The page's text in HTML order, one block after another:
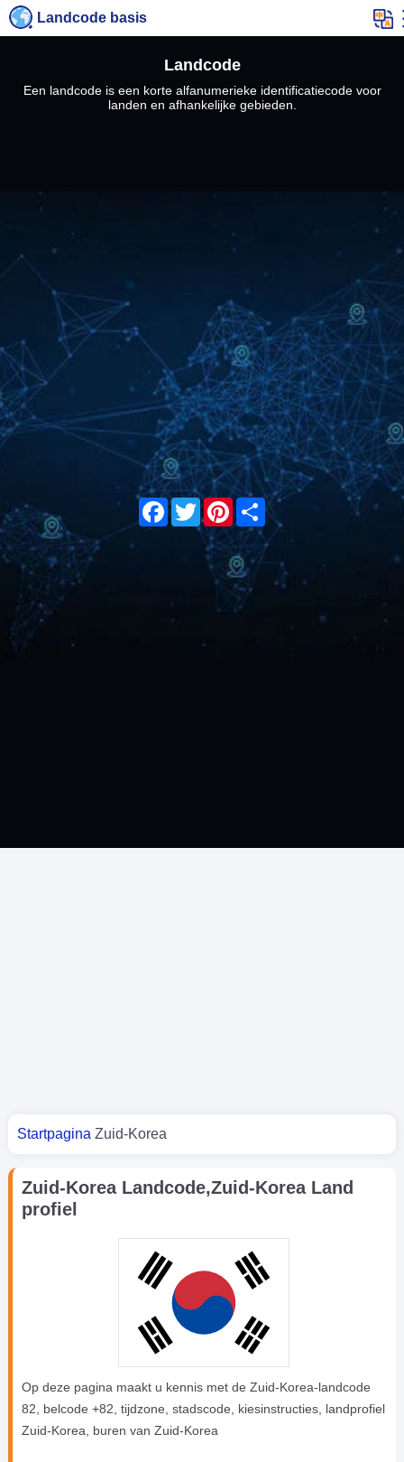
Landcode basis
Landcode
Een landcode is een korte alfanumerieke identificatiecode voor
landen en afhankelijke gebieden.
Facebook
TwitterPinterest
Share
Je bent hier
Startpagina Zuid-Korea
Zuid-Korea Landcode,Zuid-Korea Land
profiel
Op deze pagina maakt u kennis met de Zuid-Korea-landcode
82, belcode +82, tijdzone, stadscode, kiesinstructies, landprofiel
Zuid-Korea, buren van Zuid-Korea